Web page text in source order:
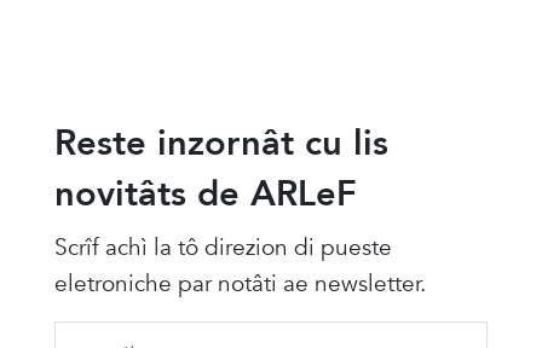
Reste inzornât cu lis
novitâts de ARLeF
Scrîf achì la tô direzion di pueste
eletroniche par notâti ae newsletter.